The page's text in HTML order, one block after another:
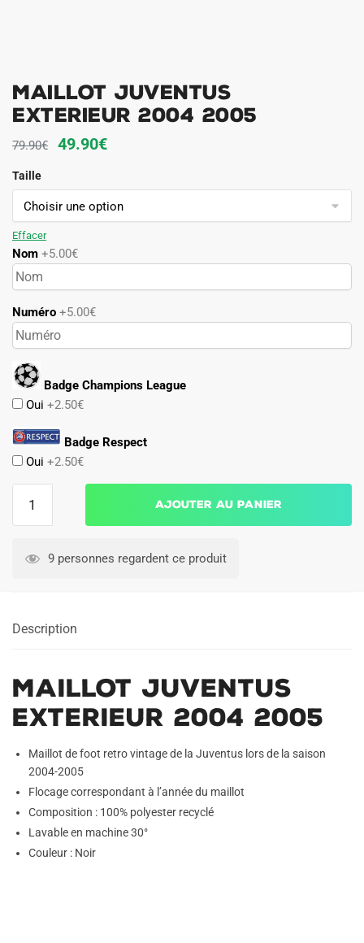
Maillot Juventus
Exterieur 2004 2005
79.90€
Le
initial
était :
49.90€Le
actuel
est :
Taille
Effacer
Nom +5.00€
Numéro +5.00€
Badge Champions League
Oui +2.50€
Badge Respect
Oui +2.50€
Juventus
Ajouter au panier
9 personnes regardent ce produit
Description
Maillot Juventus
Exterieur 2004 2005
Maillot de foot retro vintage de la Juventus lors de la saison
2004-2005
Flocage correspondant à l’année du maillot
Composition : 100% polyester recyclé
Lavable en machine 30°
Couleur : Noir